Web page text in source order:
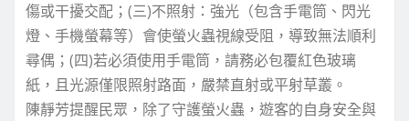
傷或干擾交配；(三)不照射：強光（包含手電筒、閃光
燈、手機螢幕等）會使螢火蟲視線受阻，導致無法順利
尋偶；(四)若必須使用手電筒，請務必包覆紅色玻璃
紙，且光源僅限照射路面，嚴禁直射或平射草叢。
陳靜芳提醒民眾，除了守護螢火蟲，遊客的自身安全與